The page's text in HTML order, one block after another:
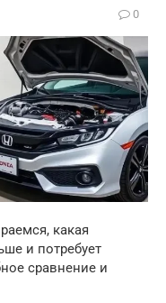
0
какая
и потребует
сравнение и